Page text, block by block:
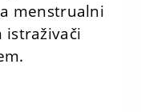
menstrualni
istraživači